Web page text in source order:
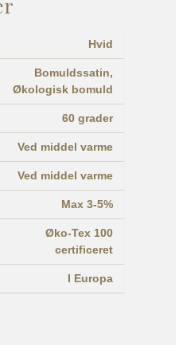
Hvid
Bomuldssatin,
Økologisk bomuld
60 grader
Ved middel varme
Ved middel varme
Max 3-5%
Øko-Tex 100
certificeret
I Europa